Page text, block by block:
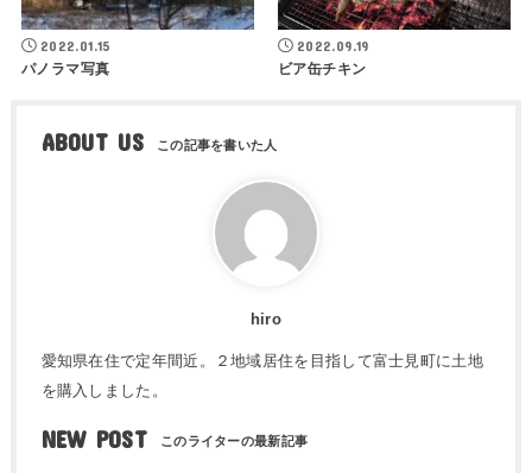
2022.01.15
パノラマ写真
2022.09.19
ビア缶チキン
ABOUT US
hiro
愛知県在住で定年間近。２地域居住を目指して富士見町に土地
を購入しました。
NEW POST